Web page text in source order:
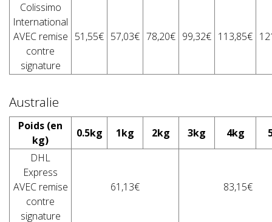
Colissimo
International
AVEC remise
contre
signature
51,55€ 57,03€ 78,20€ 99,32€ 113,85€
Australie
Poids (en
kg)
0.5kg 1kg 2kg 3kg 4kg
DHL
Express
AVEC remise
contre
signature
61,13€ 83,15€